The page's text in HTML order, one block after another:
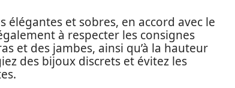
et sobres, en accord avec le
à respecter les consignes
et des jambes, ainsi qu’à la hauteur
des bijoux discrets et évitez les